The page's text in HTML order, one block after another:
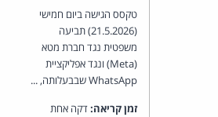
טקסס הגישה ביום חמישי
(21.5.2026) תביעה
משפטית נגד חברת מטא
(Meta) ונגד אפליקציית
WhatsApp שבבעלותה, ...
זמן קריאה:דקה אחת